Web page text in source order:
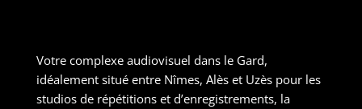
Votre complexe audiovisuel dans le Gard,
idéalement situé entre Nîmes, Alès et Uzès pour les
studios de répétitions et d’enregistrements, la